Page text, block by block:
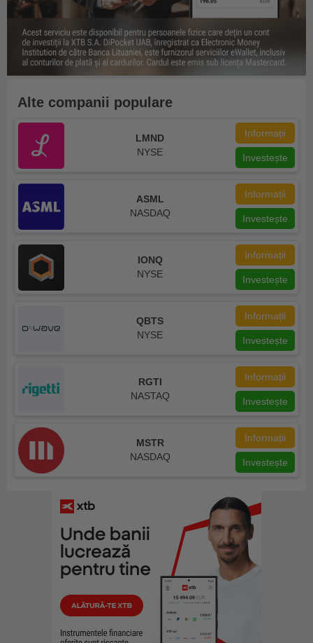
Alte companii populare
LMND
NYSE
Informații
Investește
ASML
NASDAQ
Informații
Investește
IONQ
NYSE
Informații
Investește
QBTS
NYSE
Informații
Investește
RGTI
NASTAQ
Informații
Investește
MSTR
NASDAQ
Informații
Investește